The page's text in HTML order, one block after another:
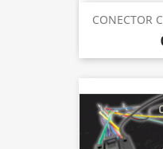
CONECTOR